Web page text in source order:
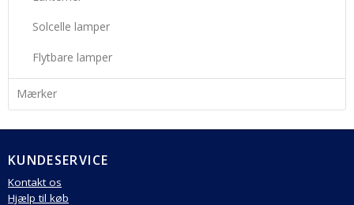
Solcelle lamper
Flytbare lamper
Mærker
KUNDESERVICE
Kontakt os
Hjælp til køb